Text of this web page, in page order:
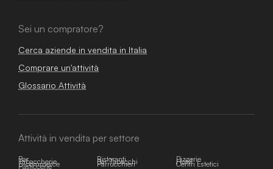
Sei un compratore?
Cerca aziende in vendita in Italia
Comprare un'attività
Glossario Attività
Attività in vendita per settore
Bar Ristoranti Pizzerie
Tabaccherie Bar Tabacchi Hotel
E-commerce Parrucchieri Centri Estetici
Pasticcerie